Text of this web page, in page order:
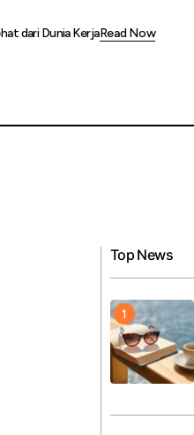
dari Dunia KerjaRead Now
Top News